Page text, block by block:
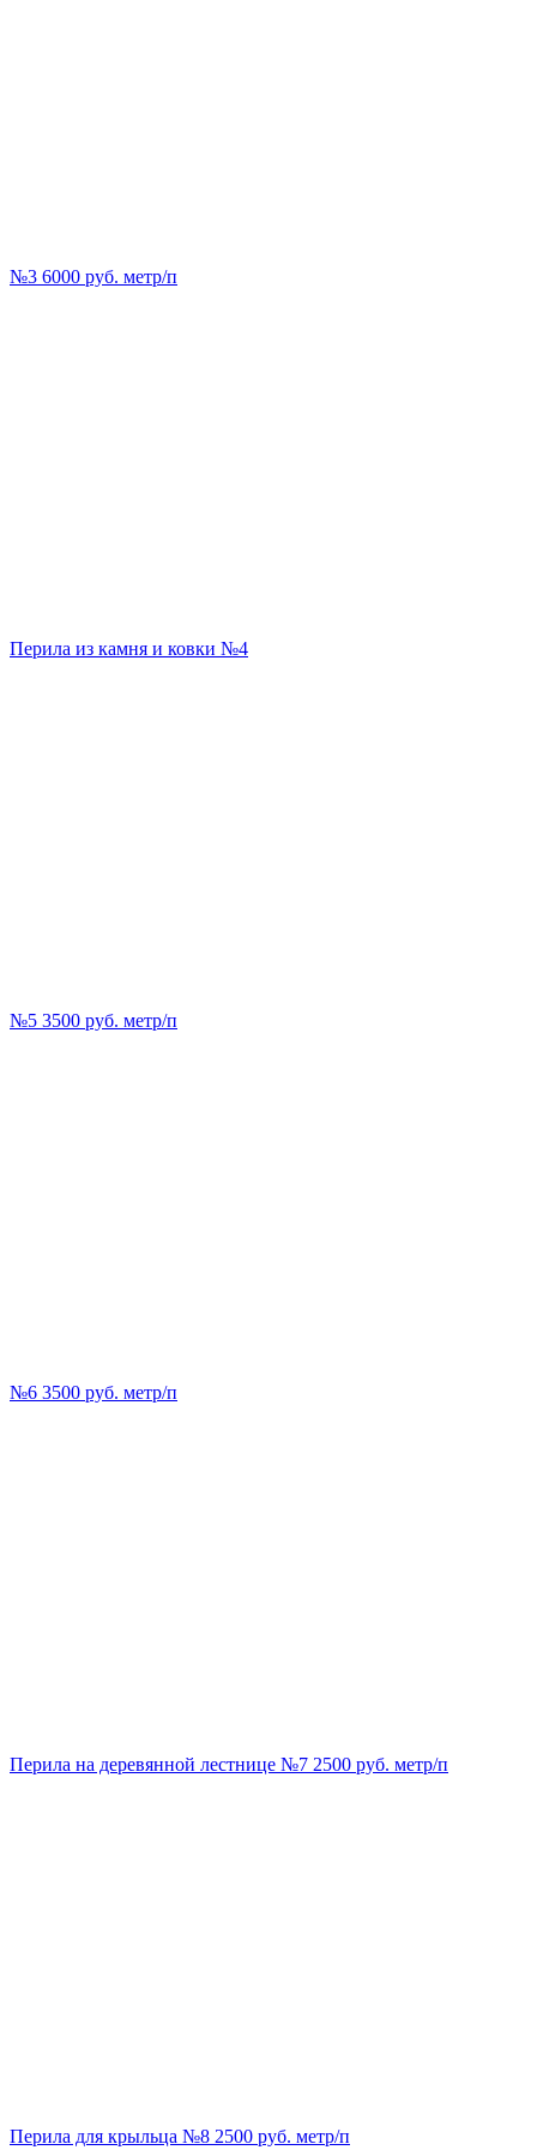
№3 6000 руб. метр/п
Перила из камня и ковки №4
№5 3500 руб. метр/п
№6 3500 руб. метр/п
Перила на деревянной лестнице №7 2500 руб. метр/п
Перила для крыльца №8 2500 руб. метр/п